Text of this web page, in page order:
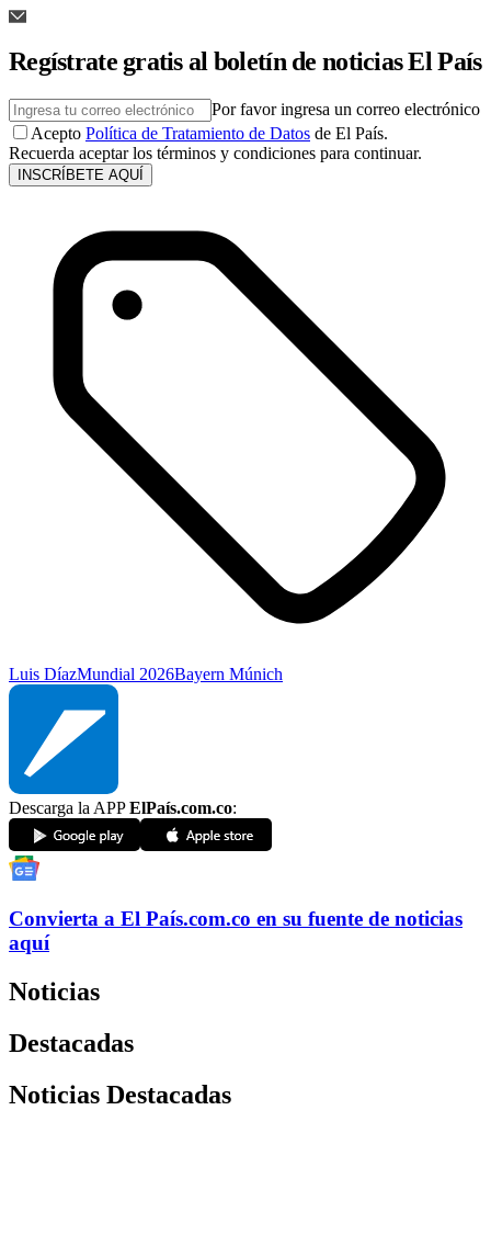
Regístrate gratis al boletín de noticias El País
Por favor ingresa un correo electrónico
Acepto Política de Tratamiento de Datos de El País.
Recuerda aceptar los términos y condiciones para continuar.
INSCRÍBETE AQUÍ
Luis DíazMundial 2026Bayern Múnich
Descarga la APPElPaís.com.co:
Convierta a El País.com.co en su fuente de noticias
aquí
Noticias
Destacadas
Noticias Destacadas